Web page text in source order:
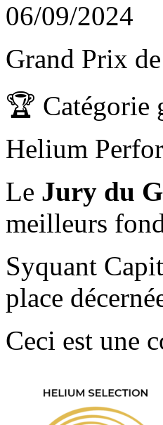
06/09/2024
Grand Prix
🏆 Catégorie
Helium
Le Jury du
meilleurs
Syquant
place
Ceci est une